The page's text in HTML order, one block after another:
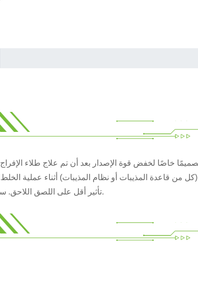
(كل من قاعدة المذيبات أو نظام المذيبات) أثناء عملية
تأثير أقل على اللصق اللاحق. سيكون هذا المعدل كفاءة لمادة لاصقة من النوع.